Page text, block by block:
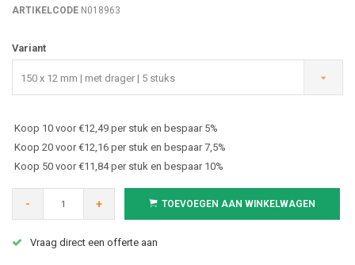
ARTIKELCODE N018963
Variant
150 x 12 mm | met drager | 5 stuks
Koop 10 voor €12,49 per stuk en bespaar 5%
Koop 20 voor €12,16 per stuk en bespaar 7,5%
Koop 50 voor €11,84 per stuk en bespaar 10%
- + TOEVOEGEN AAN WINKELWAGEN
Vraag direct een offerte aan